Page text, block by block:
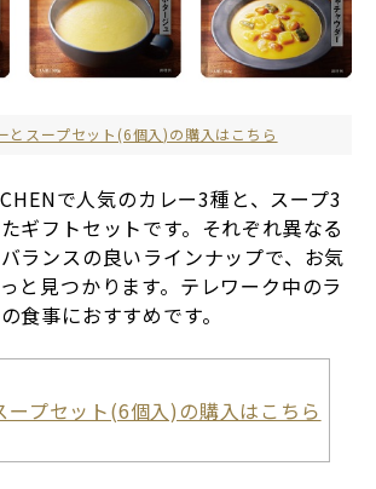
とスープセット(6個入)の購入はこちら
で人気のカレー3種と、スープ3
ギフトセットです。それぞれ異なる
ランスの良いラインナップで、お気
と見つかります。テレワーク中のラ
食事におすすめです。
ープセット(6個入)の購入はこちら